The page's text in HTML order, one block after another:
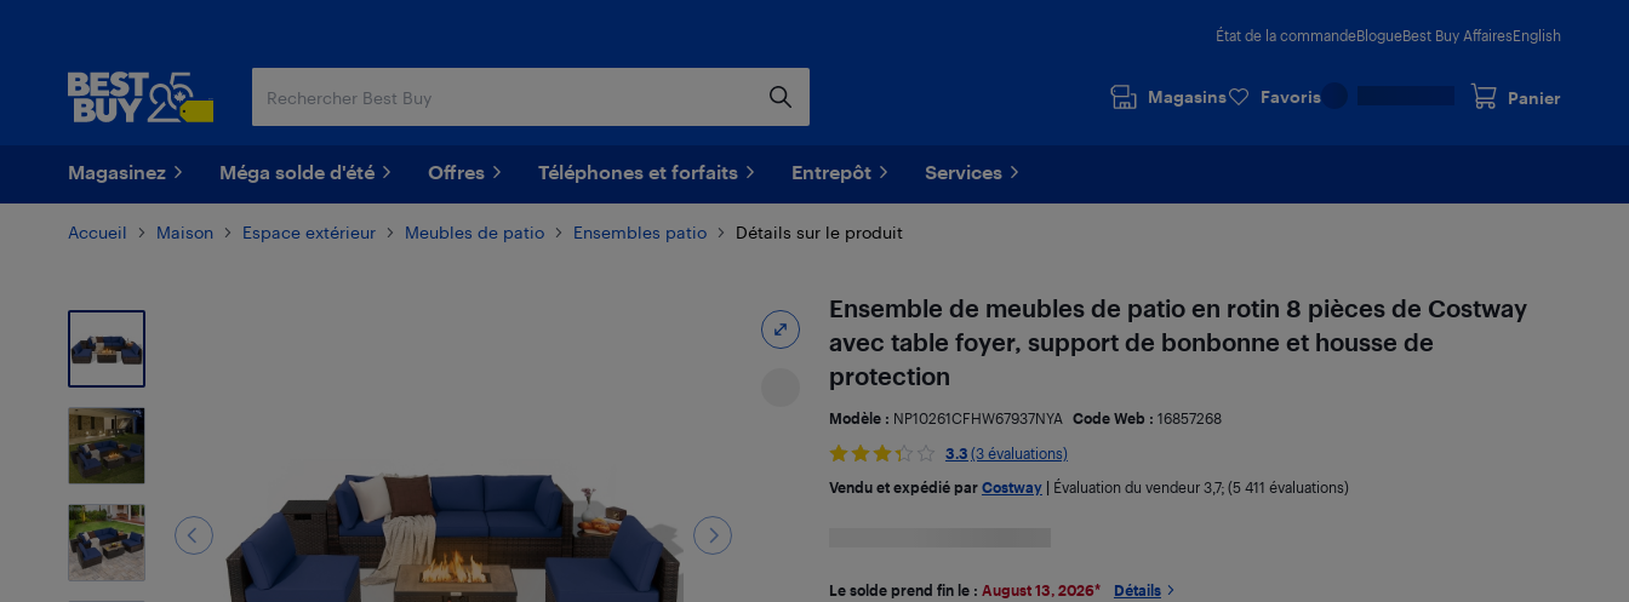
État de la commandeBlogueBest Buy AffairesEnglish
Magasins Favoris Panier
Magasinez Méga solde d'été Offres Téléphones et forfaits Entrepôt Services
Accueil Maison Espace extérieur Meubles de patio Ensembles patio Détails sur le produit
Ensemble de meubles de patio en rotin 8 pièces de Costway
avec table foyer, support de bonbonne et housse de
protection
Modèle : NP10261CFHW67937NYA Code Web : 16857268
3.3 (3 évaluations)
Vendu et expédié par Costway| Évaluation du vendeur 3,7; (5 411 évaluations)
Le solde prend fin le : August 13, 2026* Détails